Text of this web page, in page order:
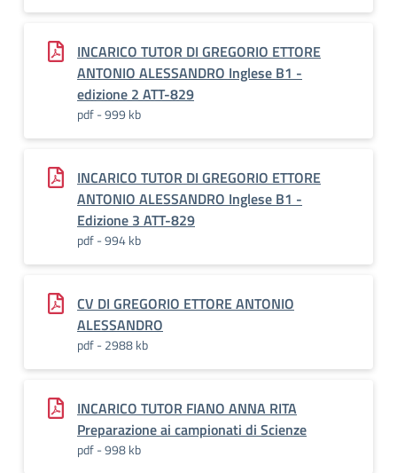
INCARICO TUTOR DI GREGORIO ETTORE
ANTONIO ALESSANDRO Inglese B1 -
edizione 2 ATT-829
pdf - 999 kb
INCARICO TUTOR DI GREGORIO ETTORE
ANTONIO ALESSANDRO Inglese B1 -
Edizione 3 ATT-829
pdf - 994 kb
CV DI GREGORIO ETTORE ANTONIO
ALESSANDRO
pdf - 2988 kb
INCARICO TUTOR FIANO ANNA RITA
Preparazione ai campionati di Scienze
pdf - 998 kb